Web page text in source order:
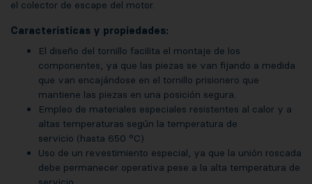
el colector de escape del motor.
Características y propiedades:
El diseño del tornillo facilita el montaje de los
componentes, ya que las piezas se van fijando a medida
que van encajándose en el tornillo prisionero que
mantiene las piezas en una posición segura.
Empleo de materiales especiales resistentes al calor y a
altas temperaturas según la temperatura de
servicio (hasta 650 °C)
Uso de un revestimiento especial, ya que la unión roscada
debe permanecer operativa pese a la alta temperatura de